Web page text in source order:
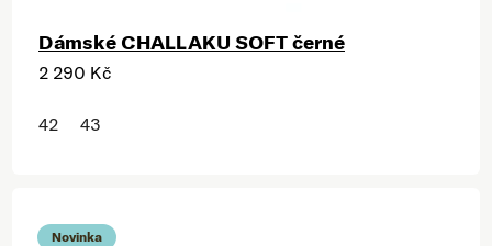
Dámské CHALLAKU SOFT černé
2 290 Kč
42 43
Novinka